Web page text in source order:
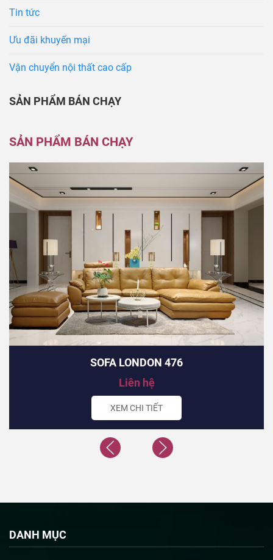
Tin tức
Ưu đãi khuyến mại
Vận chuyển nội thất cao cấp
SẢN PHẨM BÁN CHẠY
SẢN PHẨM BÁN CHẠY
SOFA LONDON 476
Liên hệ
XEM CHI TIẾT
DANH MỤC